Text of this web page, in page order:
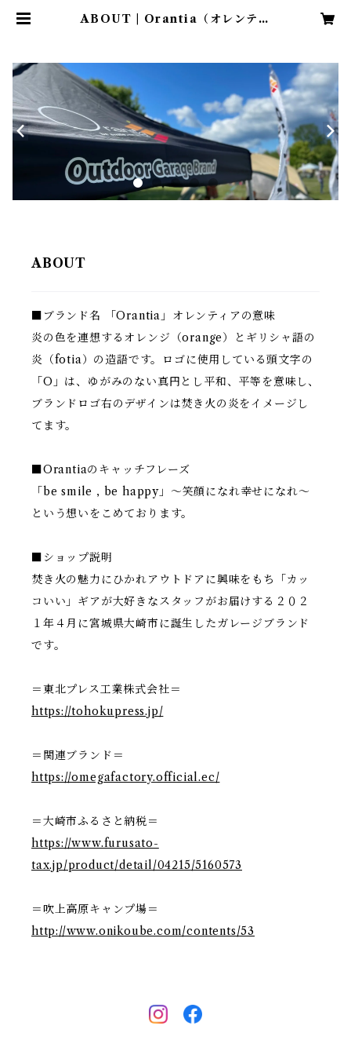
ABOUT | Orantia（オレンティ
ABOUT
■ブランド名 「Orantia」オレンティアの意味
炎の色を連想するオレンジ（orange）とギリシャ語の
炎（fotia）の造語です。ロゴに使用している頭文字の
「O」は、ゆがみのない真円とし平和、平等を意味し、
ブランドロゴ右のデザインは焚き火の炎をイメージし
てます。
■Orantiaのキャッチフレーズ
「be smile , be happy」～笑顔になれ幸せになれ～
という想いをこめております。
■ショップ説明
焚き火の魅力にひかれアウトドアに興味をもち「カッ
コいい」ギアが大好きなスタッフがお届けする２０２
１年４月に宮城県大崎市に誕生したガレージブランド
です。
＝東北プレス工業株式会社＝
https://tohokupress.jp/
＝関連ブランド＝
https://omegafactory.official.ec/
＝大崎市ふるさと納税＝
https://www.furusato-
tax.jp/product/detail/04215/5160573
＝吹上高原キャンプ場＝
http://www.onikoube.com/contents/53